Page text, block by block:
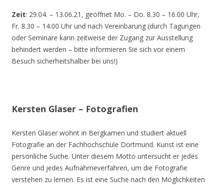
Zeit: 29.04. – 13.06.21, geöffnet Mo. – Do. 8.30 – 16.00 Uhr,
Fr. 8.30 – 14.00 Uhr und nach Vereinbarung (durch Tagungen
oder Seminare kann zeitweise der Zugang zur Ausstellung
behindert werden – bitte informieren Sie sich vor einem
Besuch sicherheitshalber bei uns!)
Kersten Glaser – Fotografien
Kersten Glaser wohnt in Bergkamen und studiert aktuell
Fotografie an der Fachhochschule Dortmund. Kunst ist eine
persönliche Suche. Unter diesem Motto untersucht er jedes
Genre und jedes Aufnahmeverfahren, um die Fotografie
verstehen zu lernen. Es ist eine Suche nach den Möglichkeiten